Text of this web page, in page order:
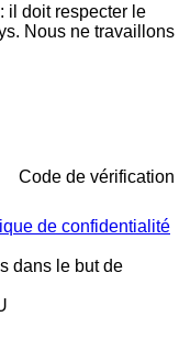
il doit respecter le
Nous ne travaillons
Code de vérification
de confidentialité
dans le but de